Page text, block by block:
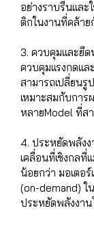
อย่างราบรื่นและ
ติกในงานที่คล้าย
3. ควบคุมและยืด
ควบคุมแรงกดแล
สามารถเปลี่ยนรู
เหมาะสมกับกา
หลายModel ที่ส
4. ประหยัดพลัง
เคลื่อนที่เชิงกลที่
น้อยกว่า มอเตอร์
(on-demand) ใ
ประหยัดพลังงาน